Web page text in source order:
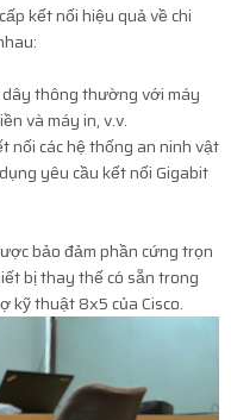
kết nối hiệu quả về chi
dây thông thường với máy
và máy in, v.v.
nối các hệ thống an ninh vật
yêu cầu kết nối Gigabit
bảo đảm phần cứng trọn
bị thay thế có sẵn trong
kỹ thuật 8x5 của Cisco.